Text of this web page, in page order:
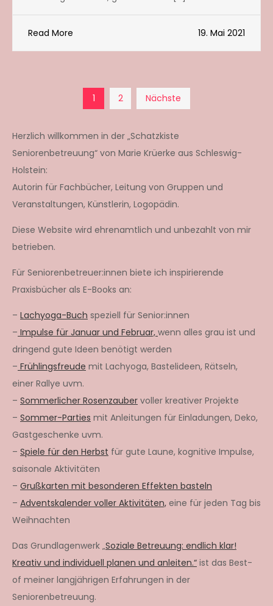
Read More 19. Mai 2021
der
Beiträge
1 2 Nächste
Herzlich willkommen in der „Schatzkiste
Seniorenbetreuung“ von Marie Krüerke aus Schleswig-
Holstein:
Autorin für Fachbücher, Leitung von Gruppen und
Veranstaltungen, Künstlerin, Logopädin.
Diese Website wird ehrenamtlich und unbezahlt von mir
betrieben.
Für Seniorenbetreuer:innen biete ich inspirierende
Praxisbücher als E-Books an:
– Lachyoga-Buch speziell für Senior:innen
– Impulse für Januar und Februar, wenn alles grau ist und
dringend gute Ideen benötigt werden
– Frühlingsfreude mit Lachyoga, Bastelideen, Rätseln,
einer Rallye uvm.
– Sommerlicher Rosenzauber voller kreativer Projekte
– Sommer-Parties mit Anleitungen für Einladungen, Deko,
Gastgeschenke uvm.
– Spiele für den Herbst für gute Laune, kognitive Impulse,
saisonale Aktivitäten
– Grußkarten mit besonderen Effekten basteln
– Adventskalender voller Aktivitäten, eine für jeden Tag bis
Weihnachten
Das Grundlagenwerk „Soziale Betreuung: endlich klar!
Kreativ und individuell planen und anleiten.“ ist das Best-
of meiner langjährigen Erfahrungen in der
Seniorenbetreuung.